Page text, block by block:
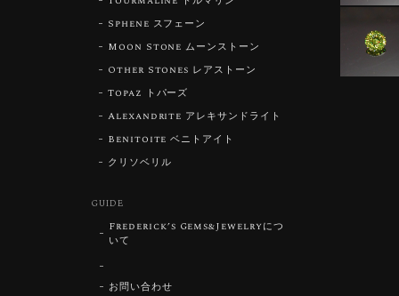
Sphene スフェーン
Moon Stone ムーンストーン
Other Stones レアストーン
Topaz トパーズ
Alexandrite アレキサンドライト
Benitoite ベニトアイト
クリソベリル
GUIDE
Frederick’s Gems&Jewelryにつ
いて
お問い合わせ